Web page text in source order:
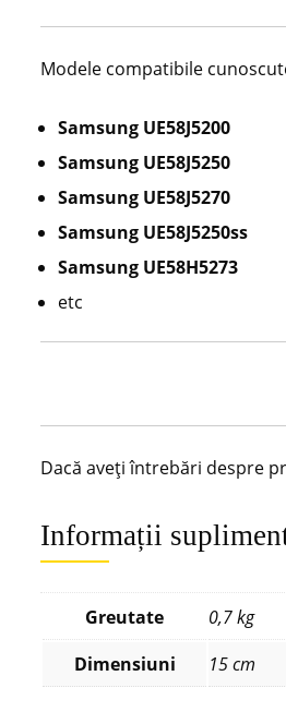
Modele compatibile
Samsung UE58J5200
Samsung UE58J5250
Samsung UE58J5270
Samsung UE58J5250ss
Samsung UE58H5273
etc
Dacă aveți întrebări despre
Informații
Greutate
0,7 kg
Dimensiuni
15 cm